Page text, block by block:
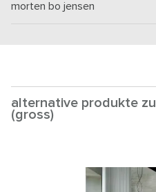
morten bo jensen
alternative produkte
(gross)